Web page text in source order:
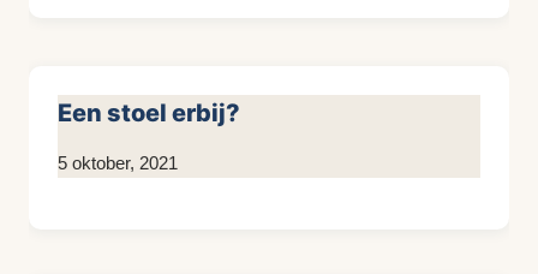
Een stoel erbij?
Door
5 oktober, 2021